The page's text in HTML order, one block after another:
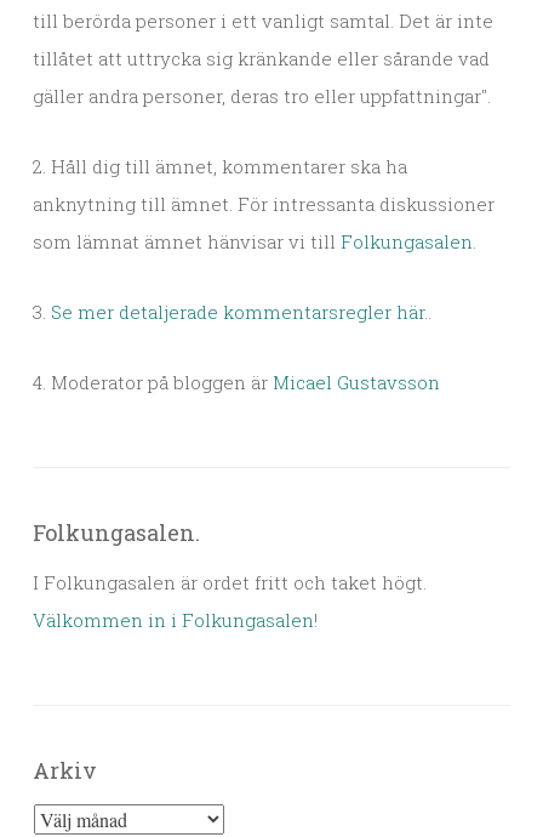
till berörda personer i ett vanligt samtal. Det är inte
tillåtet att uttrycka sig kränkande eller sårande vad
gäller andra personer, deras tro eller uppfattningar".
2. Håll dig till ämnet, kommentarer ska ha
anknytning till ämnet. För intressanta diskussioner
som lämnat ämnet hänvisar vi till Folkungasalen.
3. Se mer detaljerade kommentarsregler här..
4. Moderator på bloggen är Micael Gustavsson
Folkungasalen.
I Folkungasalen är ordet fritt och taket högt.
Välkommen in i Folkungasalen!
Arkiv
Arkiv